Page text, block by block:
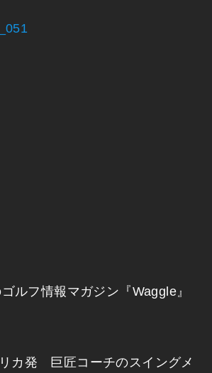
ルフ情報マガジン『Waggle』
カ発 巨匠コーチのスイングメ